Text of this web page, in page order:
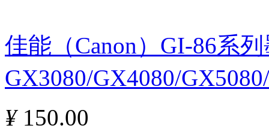
佳能（Canon）GI-86系
GX3080/GX4080/
¥150.00